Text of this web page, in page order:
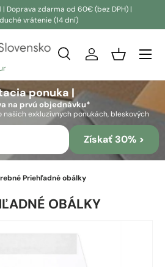
Doprava zdarma od 60€ (bez DPH) |
vrátenie (14 dní)
Vyhľadávanie
Prihlásiť sa
Košík
ponuka |
na prvú objednávku*
exkluzívnych ponukách, bleskových
Získať 30% >
Priehľadné obálky
OBÁLKY